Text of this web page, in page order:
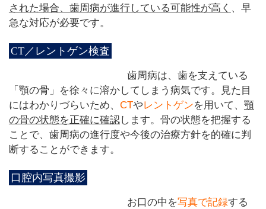
された場合、歯周病が進行している可能性が高く 、早
急な対応が必要です。
CT／レントゲン検査
歯周病は、歯を支えている
「顎の骨」を徐々に溶かしてしまう病気です。見た目
にはわかりづらいため、 CTやレントゲンを用いて、 顎
の骨の状態を正確に確認します。骨の状態を把握する
ことで、歯周病の進行度や今後の治療方針を的確に判
断することができます。
口腔内写真撮影
お口の中を写真で記録する